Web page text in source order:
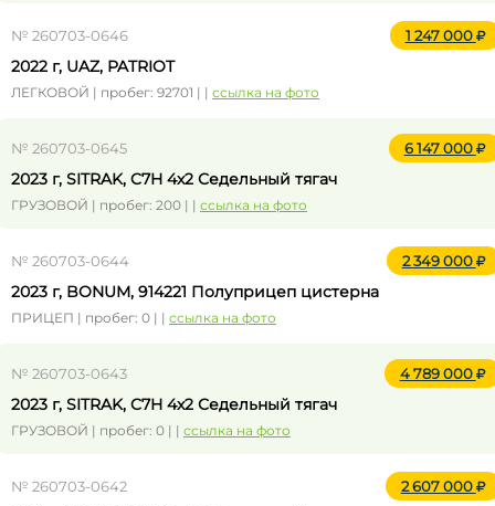
№ 260703-0646 1 247 000
2022 г, UAZ, PATRIOT
ЛЕГКОВОЙ | пробег: 92701 | | ссылка на фото
№ 260703-0645 6 147 000
2023 г, SITRAK, C7H 4x2 Седельный тягач
ГРУЗОВОЙ | пробег: 200 | | ссылка на фото
№ 260703-0644 2 349 000
2023 г, BONUM, 914221 Полуприцеп цистерна
ПРИЦЕП | пробег: 0 | | ссылка на фото
№ 260703-0643 4 789 000
2023 г, SITRAK, C7H 4x2 Седельный тягач
ГРУЗОВОЙ | пробег: 0 | | ссылка на фото
№ 260703-0642 2 607 000